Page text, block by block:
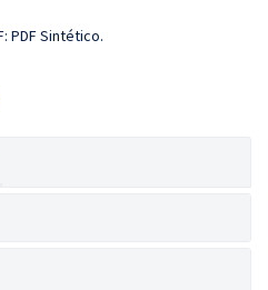
PDF Sintético.